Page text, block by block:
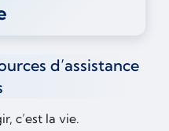
d’assistance
c’est la vie.